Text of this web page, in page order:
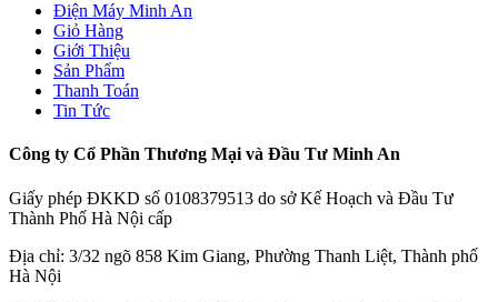
Điện Máy Minh An
Giỏ Hàng
Giới Thiệu
Sản Phẩm
Thanh Toán
Tin Tức
Công ty Cổ Phần Thương Mại và Đầu Tư Minh An
Giấy phép ĐKKD số 0108379513 do sở Kế Hoạch và Đầu Tư
Thành Phố Hà Nội cấp
Địa chỉ: 3/32 ngõ 858 Kim Giang, Phường Thanh Liệt, Thành phố
Hà Nội